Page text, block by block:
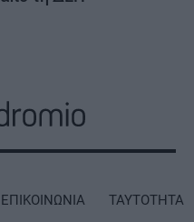
ΕΠΙΚΟΙΝΩΝΙΑ ΤΑΥΤΟΤΗΤΑ